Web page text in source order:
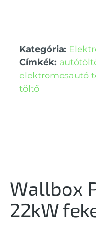
Kategória:
Címkék:
elektromosautó
töltő
Wallbox
22kW